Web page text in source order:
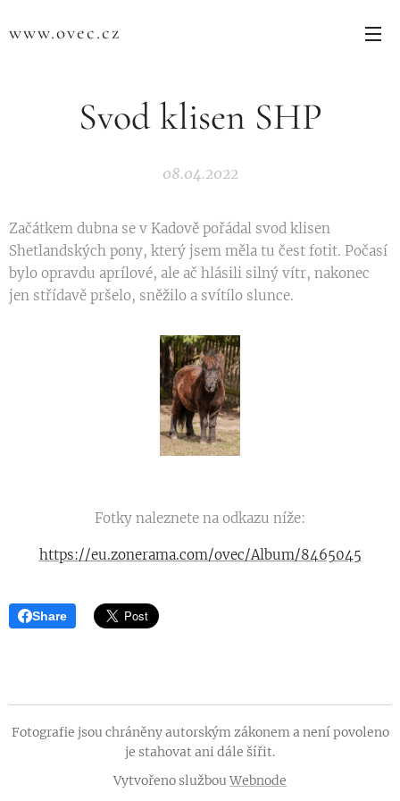
www.ovec.cz
Svod klisen SHP
08.04.2022
Začátkem dubna se v Kadově pořádal svod klisen
Shetlandských pony, který jsem měla tu čest fotit. Počasí
bylo opravdu aprílové, ale ač hlásili silný vítr, nakonec
jen střídavě pršelo, sněžilo a svítílo slunce.
Fotky naleznete na odkazu níže:
https://eu.zonerama.com/ovec/Album/8465045
Share
Fotografie jsou chráněny autorským zákonem a není povoleno
je stahovat ani dále šířit.
Vytvořeno službouWebnode